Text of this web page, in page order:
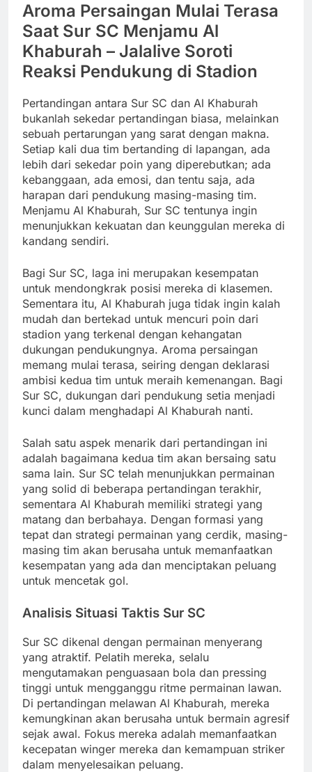
Aroma Persaingan Mulai Terasa
Saat Sur SC Menjamu Al
Khaburah – Jalalive Soroti
Reaksi Pendukung di Stadion
Pertandingan antara Sur SC dan Al Khaburah
bukanlah sekedar pertandingan biasa, melainkan
sebuah pertarungan yang sarat dengan makna.
Setiap kali dua tim bertanding di lapangan, ada
lebih dari sekedar poin yang diperebutkan; ada
kebanggaan, ada emosi, dan tentu saja, ada
harapan dari pendukung masing-masing tim.
Menjamu Al Khaburah, Sur SC tentunya ingin
menunjukkan kekuatan dan keunggulan mereka di
kandang sendiri.
Bagi Sur SC, laga ini merupakan kesempatan
untuk mendongkrak posisi mereka di klasemen.
Sementara itu, Al Khaburah juga tidak ingin kalah
mudah dan bertekad untuk mencuri poin dari
stadion yang terkenal dengan kehangatan
dukungan pendukungnya. Aroma persaingan
memang mulai terasa, seiring dengan deklarasi
ambisi kedua tim untuk meraih kemenangan. Bagi
Sur SC, dukungan dari pendukung setia menjadi
kunci dalam menghadapi Al Khaburah nanti.
Salah satu aspek menarik dari pertandingan ini
adalah bagaimana kedua tim akan bersaing satu
sama lain. Sur SC telah menunjukkan permainan
yang solid di beberapa pertandingan terakhir,
sementara Al Khaburah memiliki strategi yang
matang dan berbahaya. Dengan formasi yang
tepat dan strategi permainan yang cerdik, masing-
masing tim akan berusaha untuk memanfaatkan
kesempatan yang ada dan menciptakan peluang
untuk mencetak gol.
Analisis Situasi Taktis Sur SC
Sur SC dikenal dengan permainan menyerang
yang atraktif. Pelatih mereka, selalu
mengutamakan penguasaan bola dan pressing
tinggi untuk mengganggu ritme permainan lawan.
Di pertandingan melawan Al Khaburah, mereka
kemungkinan akan berusaha untuk bermain agresif
sejak awal. Fokus mereka adalah memanfaatkan
kecepatan winger mereka dan kemampuan striker
dalam menyelesaikan peluang.